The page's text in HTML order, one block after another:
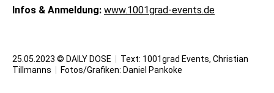
Infos & Anmeldung: www.1001grad-events.de
25.05.2023 © DAILY DOSE | Text: 1001grad Events, Christian
Tillmanns | Fotos/Grafiken: Daniel Pankoke